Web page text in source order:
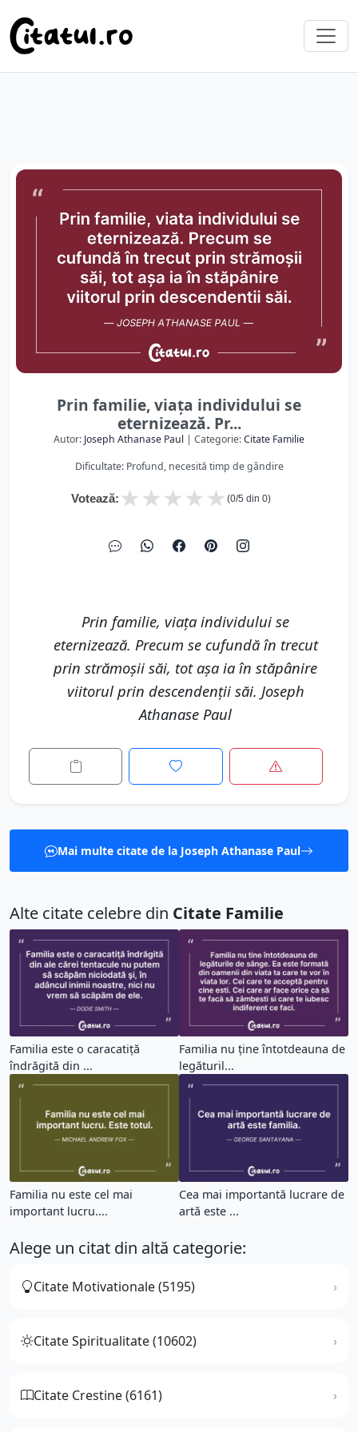
Prin familie, viața individului se
eternizează. Pr...
Autor: Joseph Athanase Paul | Categorie:Citate Familie
Dificultate: Profund, necesită timp de gândire
Votează: ★
★
★
★
★ (0/5 din 0)
Prin familie, viața individului se
eternizează. Precum se cufundă în trecut
prin strămoșii săi, tot așa ia în stăpânire
viitorul prin descendenții săi. Joseph
Athanase Paul
Mai multe citate de la Joseph Athanase Paul
Alte citate celebre din Citate Familie
Familia este o caracatiţă
îndrăgită din ...
Familia nu ține întotdeauna de
legăturil...
Familia nu este cel mai
important lucru....
Cea mai importantă lucrare de
artă este ...
Alege un citat din altă categorie:
Citate Motivationale (5195)
Citate Spiritualitate (10602)
Citate Crestine (6161)